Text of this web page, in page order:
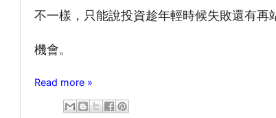
不一樣，只能說投資趁年輕時候失敗還有再
機會。
Read more »